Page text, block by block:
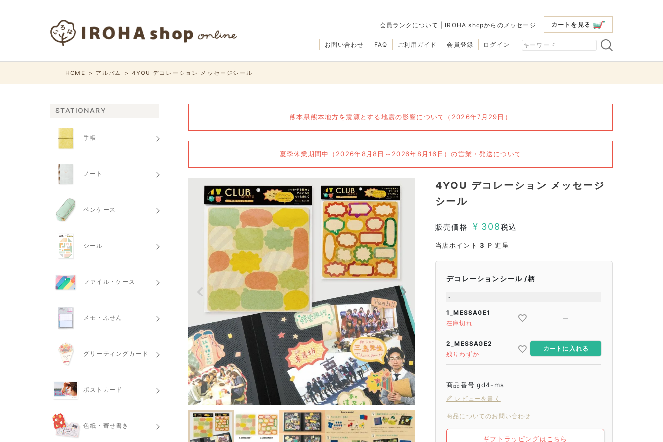
カートを見る
会員ランクについて IROHA shopからのメッセージ
会員登録 ログイン
ご利用ガイド
FAQ
お問い合わせ
HOME アルバム 4YOU デコレーション メッセージシール
熊本県熊本地方を震源とする地震の影響について（2026年7月29日）
夏季休業期間中（2026年8月8日～2026年8月16日）の営業・発送について
4YOU デコレーション メッセージ
シール
販売価格 ¥ 308税込
当店ポイント 3 P 進呈
デコレーションシール 柄
-
1_MESSAGE1
在庫切れ
—
2_MESSAGE2
残りわずか
カートに入れる
商品番号 gd4-ms
レビューを書く
商品についてのお問い合わせ
ギフトラッピングはこちら
STATIONARY
手帳
ノート
ペンケース
シール
ファイル・ケース
メモ・ふせん
グリーティングカード
ポストカード
色紙・寄せ書き